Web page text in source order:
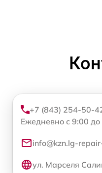
+7 (843) 254-50-
Ежедневно с 9:00
info@kzn.lg-
ул. Марселя